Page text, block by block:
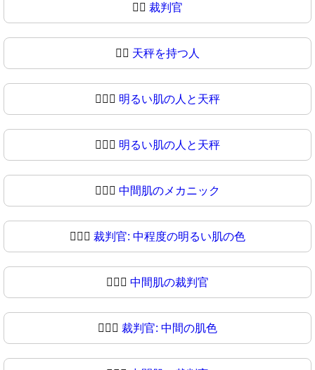
🧑‍⚖️ 裁判官
🧑‍⚖ 天秤を持つ人
🧑🏻‍⚖️ 明るい肌の人と天秤
🧑🏻‍⚖ 明るい肌の人と天秤
🧑🏼‍⚖️ 中間肌のメカニック
🧑🏼‍⚖ 裁判官: 中程度の明るい肌の色
🧑🏽‍⚖️ 中間肌の裁判官
🧑🏽‍⚖ 裁判官: 中間の肌色